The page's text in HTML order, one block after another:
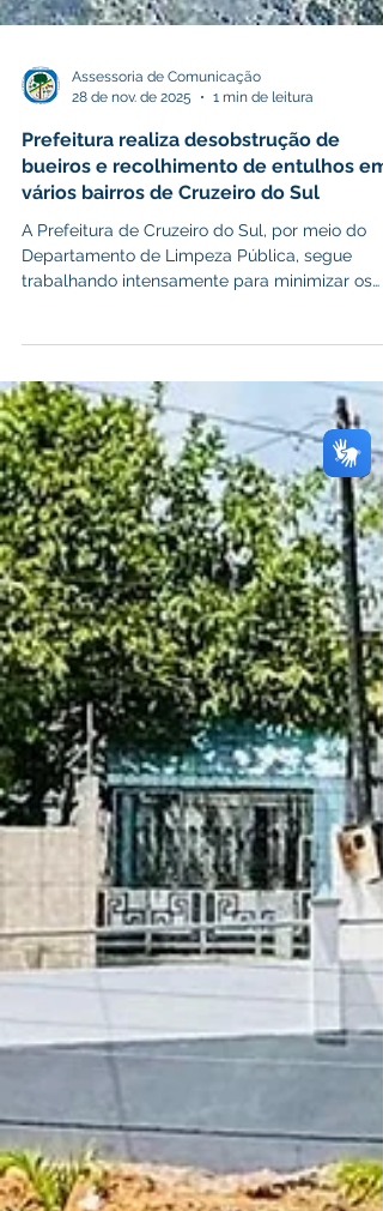
28 de nov. de 2025
1 min de leitura
Prefeitura realiza desobstrução de
bueiros e recolhimento de entulhos em
vários bairros de Cruzeiro do Sul
A Prefeitura de Cruzeiro do Sul, por meio do
Departamento de Limpeza Pública, segue
impactos das chuvas que atingem a cidade. As
dispositivos de drenagem como bueiros e o
recolhimento de entulhos nos bairros Manoel
Terças, João Alves e Aeroporto Velho. Os
serviços têm como objetivo garantir o
escoamento adequado da água, reduzir pontos
de alagamento e manter as vias seguras para
população.